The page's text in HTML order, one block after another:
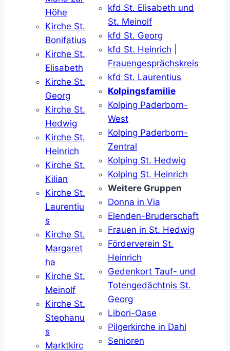
Höhe
Kirche St.
Bonifatius
Kirche St.
Elisabeth
Kirche St.
Georg
Kirche St.
Hedwig
Kirche St.
Heinrich
Kirche St.
Kilian
Kirche St.
Laurentiu
s
Kirche St.
Margaret
ha
Kirche St.
Meinolf
Kirche St.
Stephanu
s
Marktkirc
kfd St. Elisabeth und
St. Meinolf
kfd St. Georg
kfd St. Heinrich
Frauengesprächskreis
kfd St. Laurentius
Kolpingsfamilie
Kolping Paderborn-
West
Kolping Paderborn-
Zentral
Kolping St. Hedwig
Kolping St. Heinrich
Weitere Gruppen
Donna in Via
Elenden-Bruderschaft
Frauen in St. Hedwig
Förderverein St.
Heinrich
Gedenkort Tauf- und
Totengedächtnis St.
Georg
Libori-Oase
Pilgerkirche in Dahl
Senioren